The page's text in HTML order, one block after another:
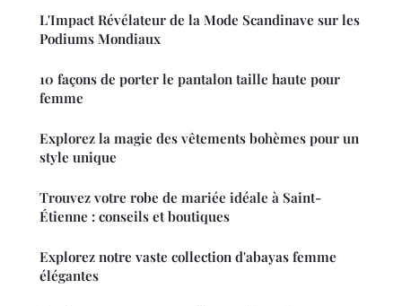
L'Impact Révélateur de la Mode Scandinave sur les
Podiums Mondiaux
10 façons de porter le pantalon taille haute pour
femme
Explorez la magie des vêtements bohèmes pour un
style unique
Trouvez votre robe de mariée idéale à Saint-
Étienne : conseils et boutiques
Explorez notre vaste collection d'abayas femme
élégantes